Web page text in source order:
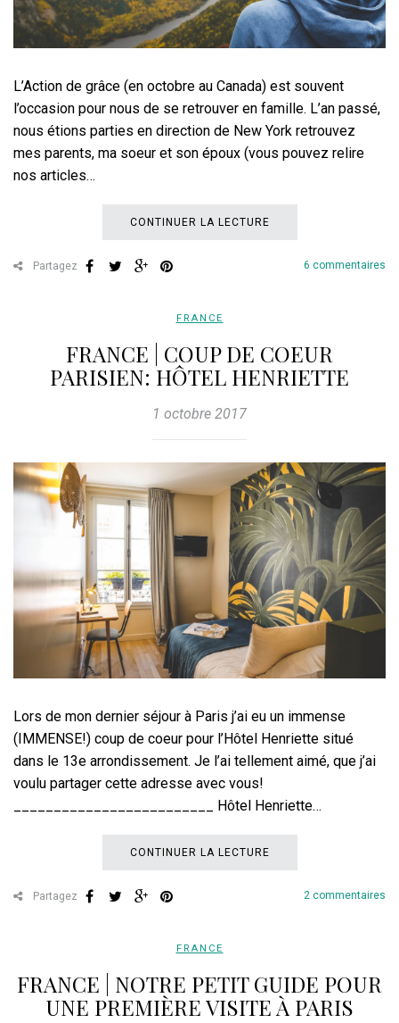
L’Action de grâce (en octobre au Canada) est souvent
l’occasion pour nous de se retrouver en famille. L’an passé,
nous étions parties en direction de New York retrouvez
mes parents, ma soeur et son époux (vous pouvez relire
nos articles…
CONTINUER LA LECTURE
6 commentaires
Partagez
FRANCE
FRANCE | COUP DE COEUR
PARISIEN: HÔTEL HENRIETTE
1 octobre 2017
Lors de mon dernier séjour à Paris j’ai eu un immense
(IMMENSE!) coup de coeur pour l’Hôtel Henriette situé
dans le 13e arrondissement. Je l’ai tellement aimé, que j’ai
voulu partager cette adresse avec vous!
_________________________ Hôtel Henriette…
CONTINUER LA LECTURE
2 commentaires
Partagez
FRANCE
FRANCE | NOTRE PETIT GUIDE POUR
UNE PREMIÈRE VISITE À PARIS